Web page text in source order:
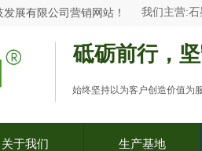
展有限公司 营销网站 ！ 我们主营:石
砥砺前行，
始终坚持以为客户创造价值为
关于我们 生产基地